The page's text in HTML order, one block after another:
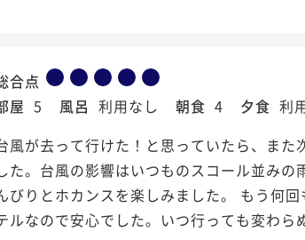
合点
屋 5 風呂 利用なし 朝食 4 夕食 利
風が去って行けた！と思っていたら、ま
た。台風の影響はいつものスコール並み
びりとホカンスを楽しみました。 もう何
ルなので安心でした。いつ行っても変わら